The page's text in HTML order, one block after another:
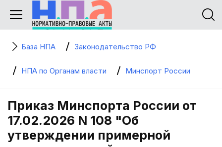
База НПА Законодательство РФ
НПА по Органам власти Минспорт России
Приказ Минспорта России от
17.02.2026 N 108 "Об
утверждении примерной